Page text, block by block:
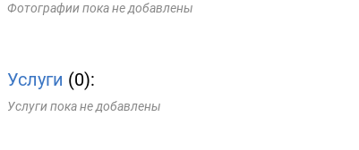
Фотографии пока не добавлены
Услуги (0):
Услуги пока не добавлены